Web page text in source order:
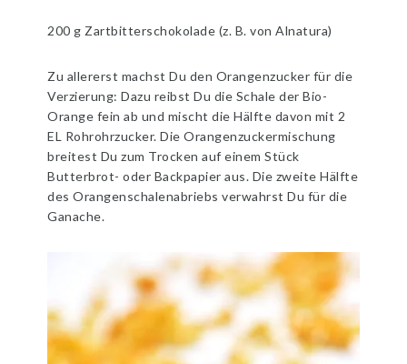
200 g Zartbitterschokolade (z. B. von Alnatura)
Zu allererst machst Du den Orangenzucker für die
Verzierung: Dazu reibst Du die Schale der Bio-
Orange fein ab und mischt die Hälfte davon mit 2
EL Rohrohrzucker. Die Orangenzuckermischung
breitest Du zum Trocken auf einem Stück
Butterbrot- oder Backpapier aus. Die zweite Hälfte
des Orangenschalenabriebs verwahrst Du für die
Ganache.